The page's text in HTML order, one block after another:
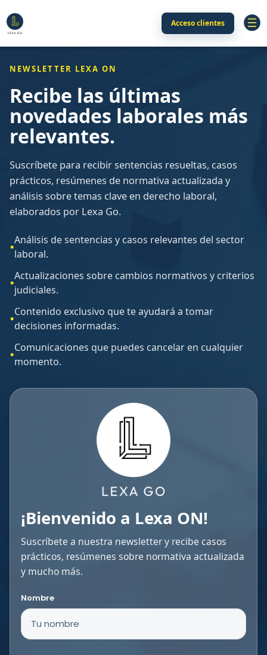
Acceso clientes
NEWSLETTER LEXA ON
Recibe las últimas
novedades laborales más
relevantes.
Suscríbete para recibir sentencias resueltas, casos
prácticos, resúmenes de normativa actualizada y
análisis sobre temas clave en derecho laboral,
elaborados por Lexa Go.
Análisis de sentencias y casos relevantes del sector
laboral.
Actualizaciones sobre cambios normativos y criterios
judiciales.
Contenido exclusivo que te ayudará a tomar
decisiones informadas.
Comunicaciones que puedes cancelar en cualquier
momento.
¡Bienvenido a Lexa ON!
Suscríbete a nuestra newsletter y recibe casos
prácticos, resúmenes sobre normativa actualizada
y mucho más.
Nombre